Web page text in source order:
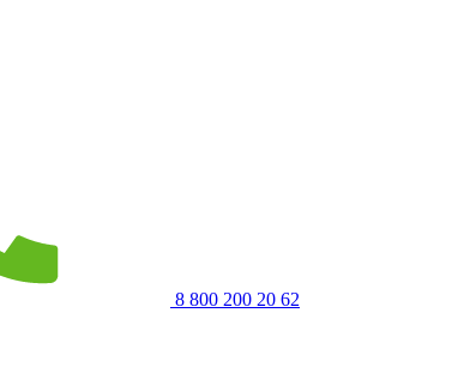
8 800 200 20 62